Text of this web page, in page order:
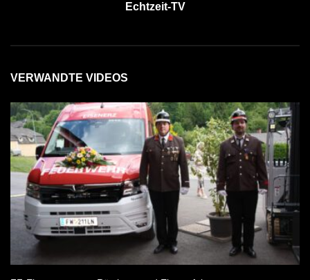
Echtzeit-TV
VERWANDTE VIDEOS